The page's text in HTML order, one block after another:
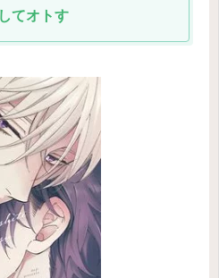
てオトす